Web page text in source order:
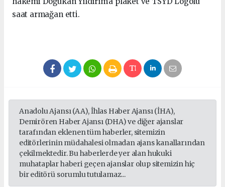
saat armağan etti.
Anadolu Ajansı (AA), İhlas Haber Ajansı (İHA),
Demirören Haber Ajansı (DHA) ve diğer ajanslar
tarafından eklenen tüm haberler, sitemizin
editörlerinin müdahalesi olmadan ajans kanallarından
çekilmektedir. Bu haberlerde yer alan hukuki
muhataplar haberi geçen ajanslar olup sitemizin hiç
bir editörü sorumlu tutulamaz...